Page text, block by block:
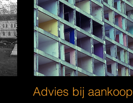
Advies bij aankoop